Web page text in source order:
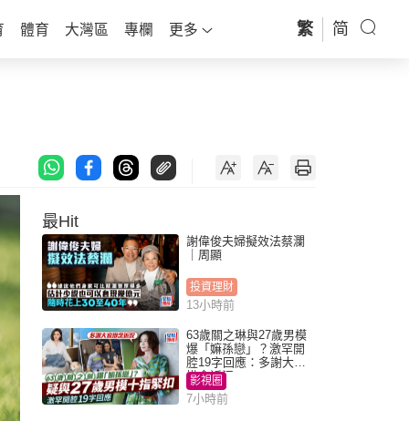
體育 大灣區 專欄 更多 繁 简
最Hit
謝偉俊夫婦擬效法蔡瀾
｜周顯
投資理財
13小時前
63歲關之琳與27歲男模
爆「嫲孫戀」？激罕開
腔19字回應：多謝大家
掛念近況
影視圈
7小時前